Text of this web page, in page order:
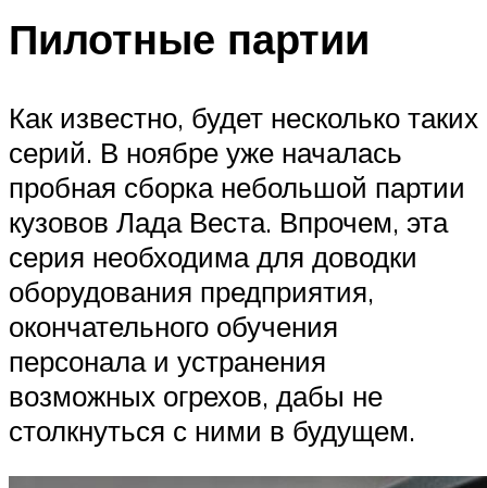
Пилотные партии
Как известно, будет несколько таких
серий. В ноябре уже началась
пробная сборка небольшой партии
кузовов Лада Веста. Впрочем, эта
серия необходима для доводки
оборудования предприятия,
окончательного обучения
персонала и устранения
возможных огрехов, дабы не
столкнуться с ними в будущем.